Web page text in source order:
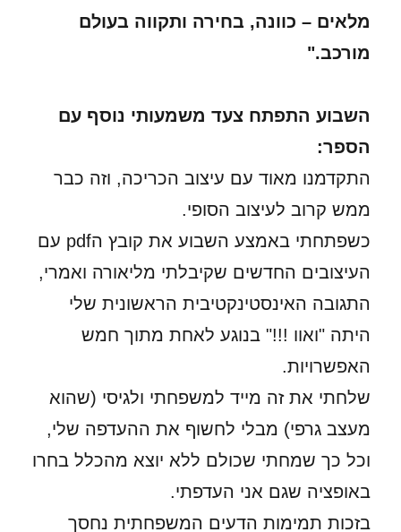
מלאים – כוונה, בחירה ותקווה בעולם
מורכב."
השבוע התפתח צעד משמעותי נוסף עם
הספר:
התקדמנו מאוד עם עיצוב הכריכה, וזה כבר
ממש קרוב לעיצוב הסופי.
כשפתחתי באמצע השבוע את קובץ הpdf עם
העיצובים החדשים שקיבלתי מליאורה ואמרי,
התגובה האינסטינקטיבית הראשונית שלי
היתה "ואוו !!!" בנוגע לאחת מתוך חמש
האפשרויות.
שלחתי את זה מייד למשפחתי ולגיסי (שהוא
מעצב גרפי) מבלי לחשוף את ההעדפה שלי,
וכל כך שמחתי שכולם ללא יוצא מהכלל בחרו
באופציה שגם אני העדפתי.
בזכות תמימות הדעים המשפחתית נחסך